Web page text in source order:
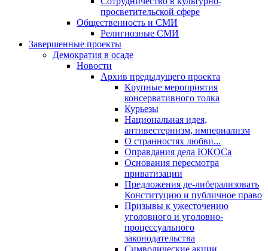
просветительской сфере
Общественность и СМИ
Религиозные СМИ
Завершенные проекты
Демократия в осаде
Новости
Архив предыдущего проекта
Крупные мероприятия
консервативного толка
Курьезы
Национальная идея,
антивестернизм, империализм
О странностях любви...
Оправдания дела ЮКОСа
Основания пересмотра
приватизации
Предложения де-либерализовать
Конституцию и публичное право
Призывы к ужесточению
уголовного и уголовно-
процессуального
законодательства
Символические акции